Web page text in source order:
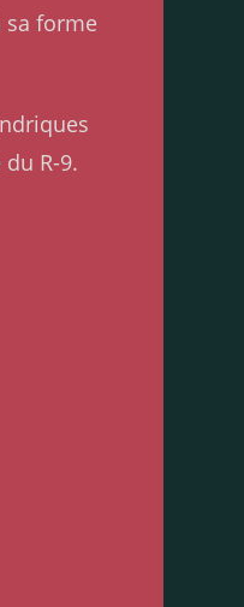
sa forme
R-9.